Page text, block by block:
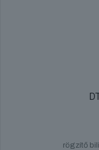
rögzítő